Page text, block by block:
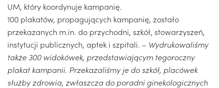
UM, który koordynuje kampanię.
100 plakatów, propagujących kampanię, zostało
przekazanych m.in. do przychodni, szkół, stowarzyszeń,
instytucji publicznych, aptek i szpitali. – Wydrukowaliśmy
także 300 widokówek, przedstawiającym tegoroczny
plakat kampanii. Przekazaliśmy je do szkół, placówek
służby zdrowia, zwłaszcza do poradni ginekologicznych